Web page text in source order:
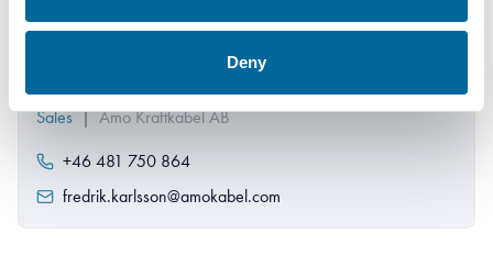
Deny
Sales | Amo Kraftkabel AB
+46 481 750 864
fredrik.karlsson@amokabel.com